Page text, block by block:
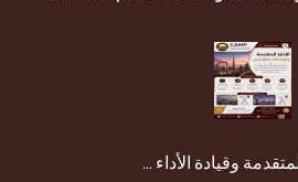
وقيادة الأداء ...